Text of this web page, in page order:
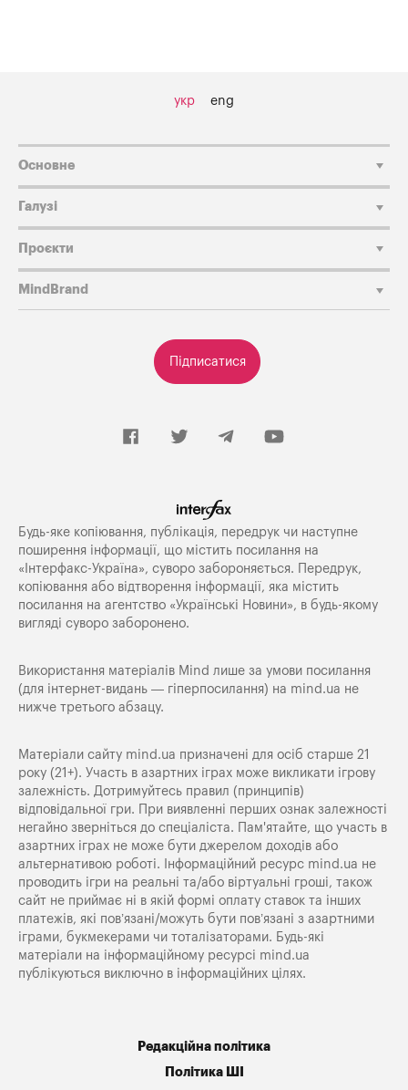
укр eng
Підписатися
Основне
Галузі
Проєкти
MindBrand
Будь-яке копiювання, публiкацiя, передрук чи наступне
поширення iнформацiї, що мiстить посилання на
«Iнтерфакс-Україна», суворо забороняється. Передрук,
копіювання або відтворення інформації, яка містить
посилання на агентство «Українські Новини», в будь-якому
вигляді суворо заборонено.
Використання матеріалів Mind лише за умови посилання
(для інтернет-видань — гіперпосилання) на mind.ua не
нижче третього абзацу.
Матеріали сайту mind.ua призначені для осіб старше 21
року (21+). Участь в азартних іграх може викликати ігрову
залежність. Дотримуйтесь правил (принципів)
відповідальної гри. При виявленні перших ознак залежності
негайно зверніться до спеціаліста. Пам'ятайте, що участь в
азартних іграх не може бути джерелом доходів або
альтернативою роботі. Інформаційний ресурс mind.ua не
проводить ігри на реальні та/або віртуальні гроші, також
сайт не приймає ні в якій формі оплату ставок та інших
платежів, які пов’язані/можуть бути пов’язані з азартними
іграми, букмекерами чи тоталізаторами. Будь-які
матеріали на інформаційному ресурсі mind.ua
публікуються виключно в інформаційних цілях.
Редакційна політика
Політика ШІ